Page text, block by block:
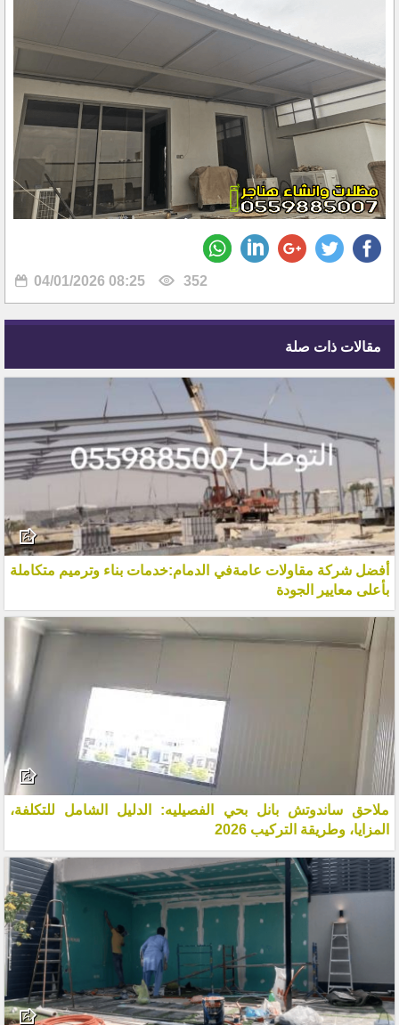
04/01/2026 08:25 352
مقالات ذات صلة
أفضل شركة مقاولات عامةفي الدمام:خدمات بناء وترميم متكاملة
بأعلى معايير الجودة
ملاحق ساندوتش بانل بحي الفصيليه: الدليل الشامل للتكلفة،
المزايا، وطريقة التركيب 2026